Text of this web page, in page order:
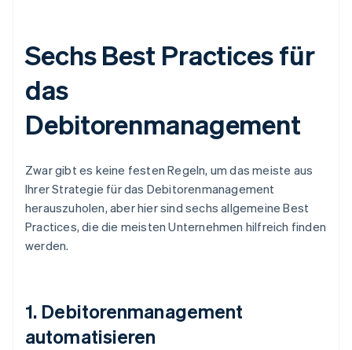
Sechs Best Practices für
das
Debitorenmanagement
Zwar gibt es keine festen Regeln, um das meiste aus
Ihrer Strategie für das Debitorenmanagement
herauszuholen, aber hier sind sechs allgemeine Best
Practices, die die meisten Unternehmen hilfreich finden
werden.
1. Debitorenmanagement
automatisieren